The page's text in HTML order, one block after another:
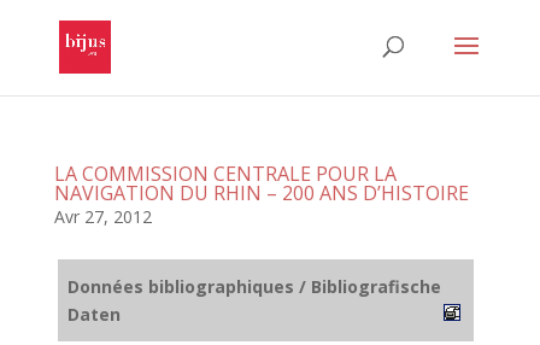
LA COMMISSION CENTRALE POUR LA
NAVIGATION DU RHIN – 200 ANS D’HISTOIRE
Avr 27, 2012
Données bibliographiques / Bibliografische
Daten